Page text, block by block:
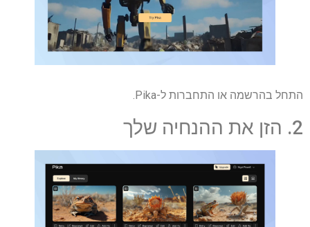
התחל בהרשמה או התחברות ל-Pika.
2. הזן את ההנחיה שלך